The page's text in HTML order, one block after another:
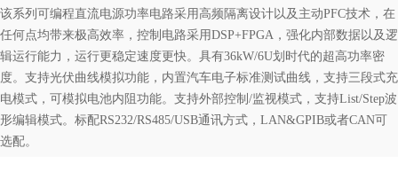
该系列可编程直流电源功率电路采用高频隔离设计以及主动PFC技术，在
任何点均带来极高效率，控制电路采用DSP+FPGA，强化内部数据以及逻
辑运行能力，运行更稳定速度更快。具有36kW/6U划时代的超高功率密
度。支持光伏曲线模拟功能，内置汽车电子标准测试曲线，支持三段式充
电模式，可模拟电池内阻功能。支持外部控制/监视模式，支持List/Step波
形编辑模式。标配RS232/RS485/USB通讯方式，LAN&GPIB或者CAN可
选配。